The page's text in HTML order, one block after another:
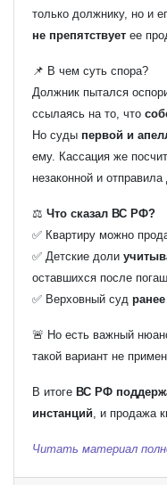
только должнику, но и
не препятствует ее
📌 В чем суть спора?
Должник пытался
ссылаясь на то, что
Но суды первой и
ему. Кассация же
незаконной и
⚖ Что сказал ВС РФ?
✅ Квартиру можно
✅ Детские доли
оставшихся после
✅ Верховный суд
🚨 Но есть важный
такой вариант не
В итоге ВС РФ
инстанций , и продажа
Читать материал